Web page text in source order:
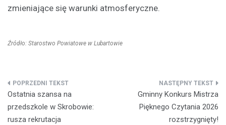
zmieniające się warunki atmosferyczne.
Źródło: Starostwo Powiatowe w Lubartowie
Nawigacja
wpisu
Ostatnia szansa na
przedszkole w Skrobowie:
rusza rekrutacja
Gminny Konkurs Mistrza
Pięknego Czytania 2026
rozstrzygnięty!